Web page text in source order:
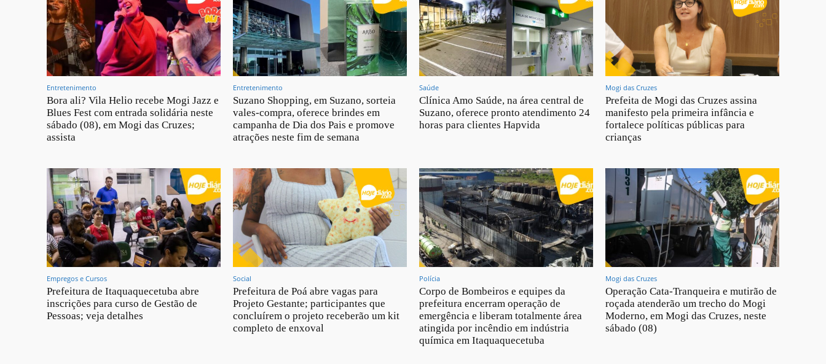
Entretenimento
Bora ali? Vila Helio recebe Mogi Jazz e
Blues Fest com entrada solidária neste
sábado (08), em Mogi das Cruzes;
assista
Entretenimento
Suzano Shopping, em Suzano, sorteia
vales-compra, oferece brindes em
campanha de Dia dos Pais e promove
atrações neste fim de semana
Saúde
Clínica Amo Saúde, na área central de
Suzano, oferece pronto atendimento 24
horas para clientes Hapvida
Mogi das Cruzes
Prefeita de Mogi das Cruzes assina
manifesto pela primeira infância e
fortalece políticas públicas para
crianças
Empregos e Cursos
Prefeitura de Itaquaquecetuba abre
inscrições para curso de Gestão de
Pessoas; veja detalhes
Social
Prefeitura de Poá abre vagas para
Projeto Gestante; participantes que
concluírem o projeto receberão um kit
completo de enxoval
Polícia
Corpo de Bombeiros e equipes da
prefeitura encerram operação de
emergência e liberam totalmente área
atingida por incêndio em indústria
química em Itaquaquecetuba
Mogi das Cruzes
Operação Cata-Tranqueira e mutirão de
roçada atenderão um trecho do Mogi
Moderno, em Mogi das Cruzes, neste
sábado (08)